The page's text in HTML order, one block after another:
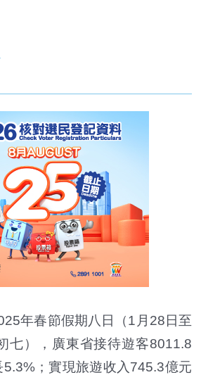
年春節假期八日（1月28日至
七），廣東省接待遊客8011.8
；實現旅遊收入745.3億元